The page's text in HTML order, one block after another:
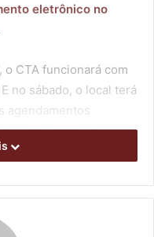
eletrônico no
CTA funcionará com
no sábado, o local terá
agendamentos
minutos entre um e
sanitárias e de
Fique Sabendo,